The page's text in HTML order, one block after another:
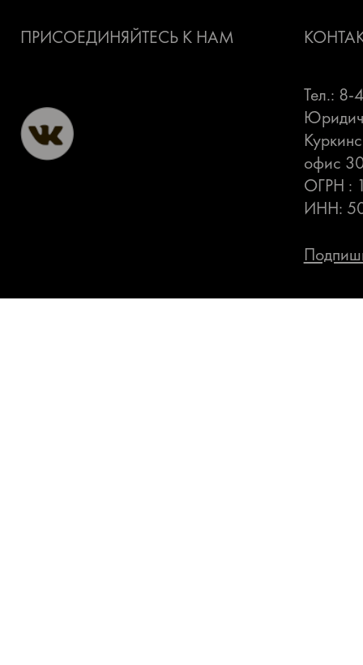
ПРИСОЕДИНЯЙТЕСЬ К НАМ
Тел.: 8-
офис
ОГРН :
ИНН: